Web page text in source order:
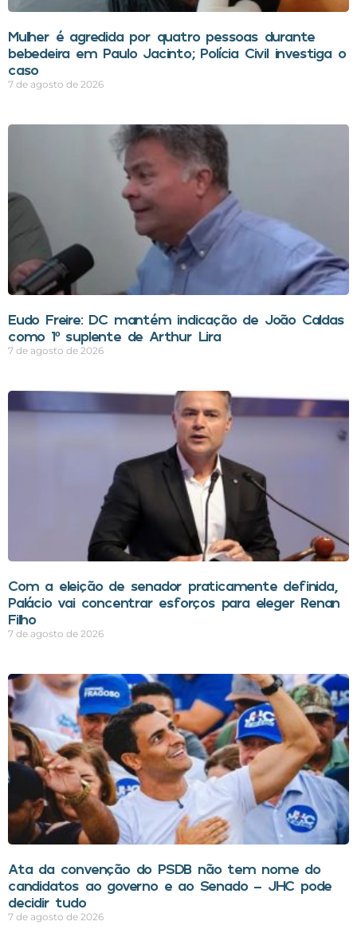
Mulher é agredida por quatro pessoas durante
bebedeira em Paulo Jacinto; Polícia Civil investiga o
caso
7 de agosto de 2026
Eudo Freire: DC mantém indicação de João Caldas
como 1º suplente de Arthur Lira
7 de agosto de 2026
Com a eleição de senador praticamente definida,
Palácio vai concentrar esforços para eleger Renan
Filho
7 de agosto de 2026
Ata da convenção do PSDB não tem nome do
candidatos ao governo e ao Senado – JHC pode
decidir tudo
7 de agosto de 2026